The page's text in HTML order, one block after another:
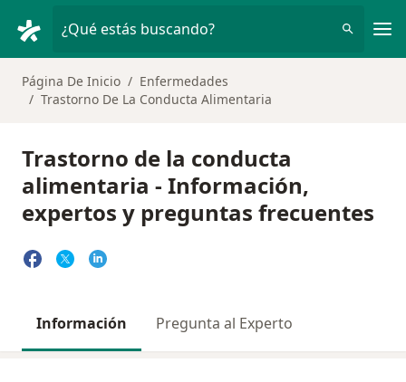
¿Qué estás buscando?
Página De Inicio
Enfermedades
Trastorno De La Conducta Alimentaria
Trastorno de la conducta
alimentaria - Información,
expertos y preguntas frecuentes
Información Pregunta al Experto